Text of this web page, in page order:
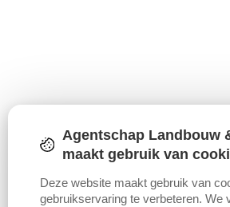
Agentschap Landbouw
maakt gebruik van
Deze website maakt gebruik van
gebruikservaring te verbeteren. We